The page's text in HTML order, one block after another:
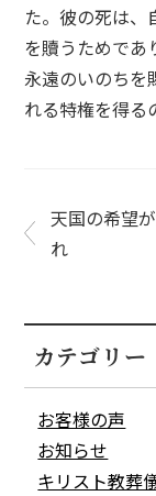
た。彼の死は
を贖うためであ
永遠のいのちを
れる特権を得る
天国の希望
れ
カテゴリー
お客様の声
お知らせ
キリスト教葬